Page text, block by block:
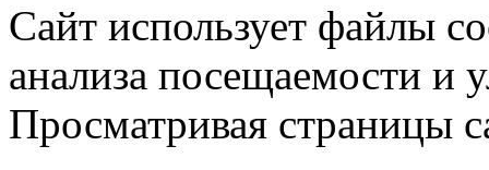
Сайт использует файлы
анализа посещаемости и
Просматривая страницы